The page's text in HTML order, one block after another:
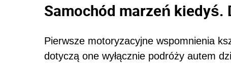
Samochód marzeń
Pierwsze motoryzacyjne wspomnienia
dotyczą one wyłącznie podróży autem